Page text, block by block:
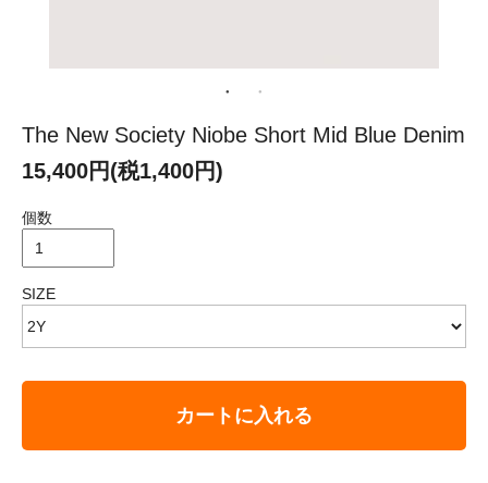
The New Society Niobe Short Mid Blue Denim
15,400円(税1,400円)
個数
SIZE
カートに入れる